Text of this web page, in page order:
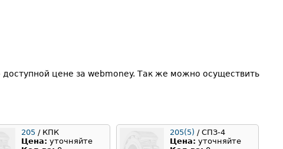
цене за webmoney. Так же можно осуществить
205 / КПК
Цена: уточняйте
205(5) / СПЗ-4
Цена: уточняйте